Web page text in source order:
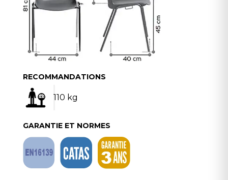
RECOMMANDATIONS
110 kg
GARANTIE ET NORMES